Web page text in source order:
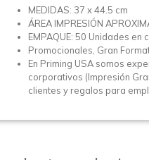
MEDIDAS: 37 x 44.5 cm
ÁREA IMPRESIÓN
EMPAQUE: 50 Unidades en
Promocionales, Gran
En Priming USA somos
corporativos (Impresión
clientes y regalos para